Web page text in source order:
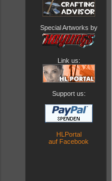
Special Artworks by
Link us:
Support us:
HLPortal
auf Facebook